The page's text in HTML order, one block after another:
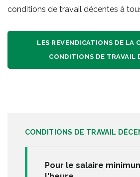
CONDITIONS DE TRAVAIL
Pour le salaire
conditions de travail décentes à
LES REVENDICATIONS DE LA
CONDITIONS DE TRAVAIL